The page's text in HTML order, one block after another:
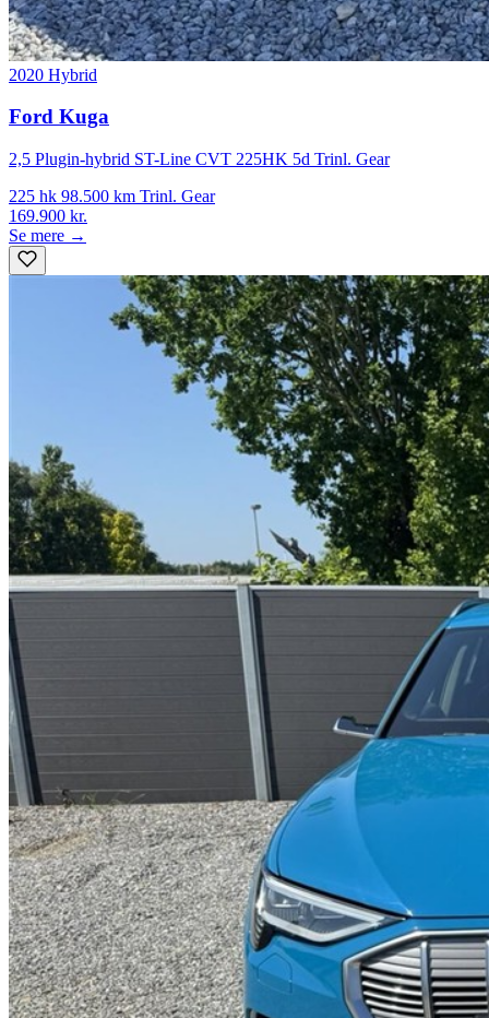
2020 Hybrid
Ford Kuga
2,5 Plugin-hybrid ST-Line CVT 225HK 5d Trinl. Gear
225 hk 98.500 km Trinl. Gear
169.900 kr.
Se mere →